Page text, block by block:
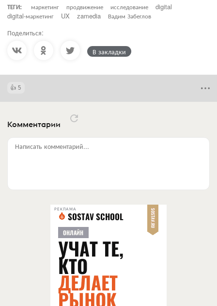
ТЕГИ:
маркетинг продвижение исследование
digital
digital-маркетинг
UX zamedia Вадим Забеглов
Поделиться:
В закладки
5
Комментарии
Написать комментарий...
РЕКЛАМА